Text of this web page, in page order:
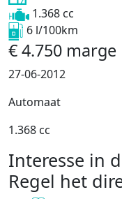
1.368 cc
6 l/100km
€4.750 marge
27-06-2012
Automaat
1.368 cc
Interesse in
Regel het